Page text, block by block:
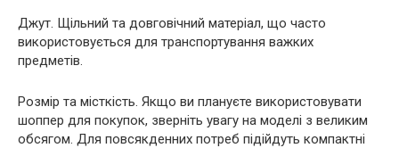
Джут. Щільний та довговічний матеріал, що часто
використовується для транспортування важких
предметів.
Розмір та місткість. Якщо ви плануєте використовувати
шоппер для покупок, зверніть увагу на моделі з великим
обсягом. Для повсякденних потреб підійдуть компактні